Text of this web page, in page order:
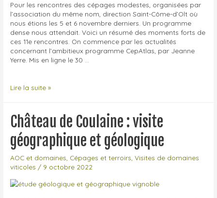
Pour les rencontres des cépages modestes, organisées par
l’association du même nom, direction Saint-Côme-d’Olt où
nous étions les 5 et 6 novembre derniers. Un programme
dense nous attendait. Voici un résumé des moments forts de
ces 11e rencontres. On commence par les actualités
concernant l’ambitieux programme CepAtlas, par Jeanne
Yerre. Mis en ligne le 30 …
Rencontres
modestes
2022
Lire la suite »
Château de Coulaine : visite
géographique et géologique
AOC et domaines Cépages et terroirs ,Visites de domaines
viticoles / 9 octobre 2022